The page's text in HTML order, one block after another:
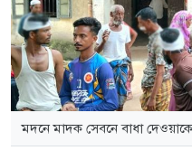
মদনে মাদক সেবনে বাধা